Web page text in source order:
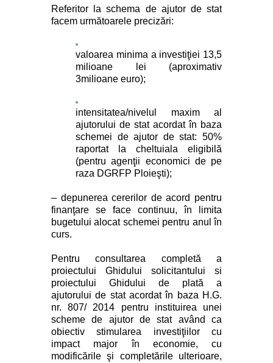
Referitor la schema de ajutor de stat
facem următoarele precizări:
valoarea minima a investiţiei 13,5
milioane lei (aproximativ
3milioane euro);
intensitatea/nivelul maxim al
ajutorului de stat acordat în baza
schemei de ajutor de stat: 50%
raportat la cheltuiala eligibilă
(pentru agenţii economici de pe
raza DGRFP Ploieşti);
– depunerea cererilor de acord pentru
finanţare se face continuu, în limita
bugetului alocat schemei pentru anul în
curs.
Pentru consultarea completă a
proiectului Ghidului solicitantului si
proiectului Ghidului de plată a
ajutorului de stat acordat în baza H.G.
nr. 807/ 2014 pentru instituirea unei
scheme de ajutor de stat având ca
obiectiv stimularea investiţiilor cu
impact major în economie, cu
modificările şi completările ulterioare,